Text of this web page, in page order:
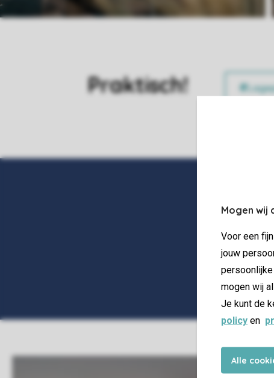
Mogen wij
Voor een
jouw
mogen wij
Je kunt de
policy en
Alle
Praktisch!